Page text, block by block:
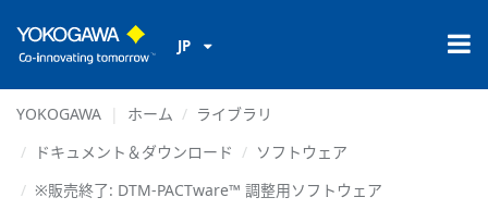
JP
YOKOGAWA ホーム
ライブラリ
ドキュメント＆ダウンロード
ソフトウェア
※販売終了: DTM-PACTware™ 調整用ソフトウェア